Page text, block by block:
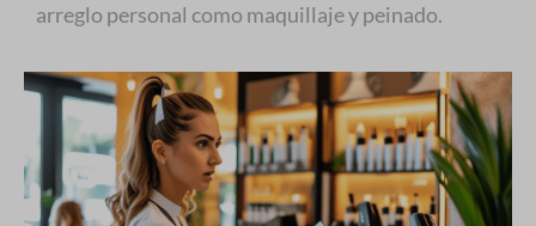
arreglo personal como maquillaje y peinado.